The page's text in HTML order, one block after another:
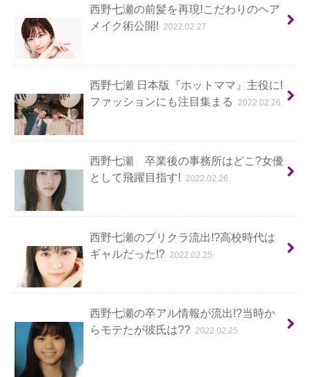
西野七瀬の前髪を再現!こだわりのヘア
メイク術公開!
2022.02.27
西野七瀬 日本版『ホットママ』主役に!
ファッションにも注目集まる
2022.02.26
西野七瀬 卒業後の事務所はどこ?女優
として飛躍目指す!
2022.02.26
西野七瀬のプリクラ流出!?高校時代は
ギャルだった!?
2022.02.25
西野七瀬の卒アル情報が流出!?当時か
らモテたが彼氏は??
2022.02.25